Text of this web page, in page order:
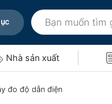
Tìm
kiếm:
Nhà sản xuất
đo độ dẫn điện